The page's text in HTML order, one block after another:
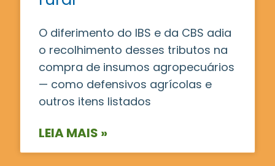
O diferimento do IBS e da CBS adia
o recolhimento desses tributos na
compra de insumos agropecuários
— como defensivos agrícolas e
outros itens listados
LEIA MAIS »